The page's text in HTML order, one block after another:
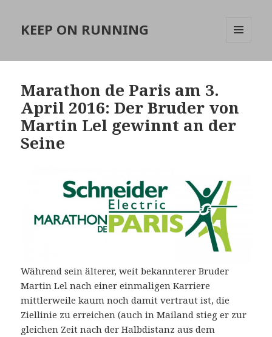
KEEP ON RUNNING
Marathon de Paris am 3.
April 2016: Der Bruder von
Martin Lel gewinnt an der
Seine
Während sein älterer, weit bekannterer Bruder
Martin Lel nach einer einmaligen Karriere
mittlerweile kaum noch damit vertraut ist, die
Ziellinie zu erreichen (auch in Mailand stieg er zur
gleichen Zeit nach der Halbdistanz aus dem